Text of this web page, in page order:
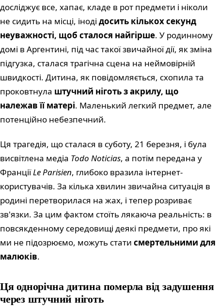
досліджує все, хапає, кладе в рот предмети і ніколи
не сидить на місці, іноді досить кількох секунд
неуважності, щоб сталося найгірше. У родинному
домі в Аргентині, під час такої звичайної дії, як зміна
підгузка, сталася трагічна сцена на неймовірній
швидкості. Дитина, як повідомляється, схопила та
проковтнула штучний ніготь з акрилу, що
належав її матері. Маленький легкий предмет, але
потенційно небезпечний.
Ця трагедія, що сталася в суботу, 21 березня, і була
висвітлена медіа Todo Noticias, а потім передана у
ФранціїLe Parisien, глибоко вразила інтернет-
користувачів. За кілька хвилин звичайна ситуація в
родині перетворилася на жах, і тепер розриває
зв'язки. За цим фактом стоїть лякаюча реальність: в
повсякденному середовищі деякі предмети, про які
ми не підозрюємо, можуть стати смертельними для
малюків.
Ця однорічна дитина померла від задушення
через штучний ніготь